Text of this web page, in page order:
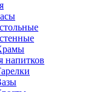
напитков